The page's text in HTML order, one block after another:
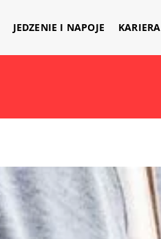
JEDZENIE I NAPOJE KARIERA